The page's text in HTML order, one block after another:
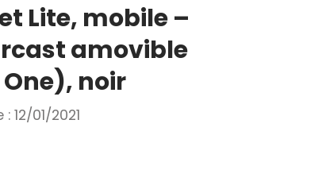
Lite, mobile –
amovible
One), noir
: 12/01/2021